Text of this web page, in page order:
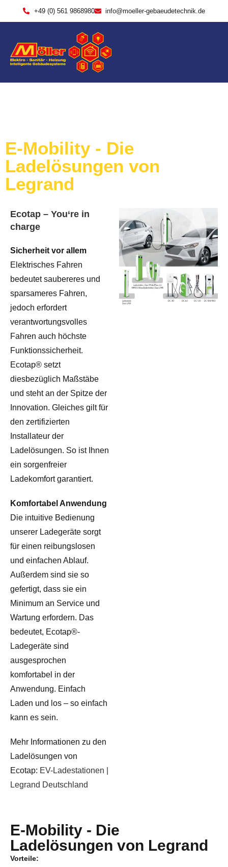
+49 (0) 561 9868980 info@moeller-gebaeudetechnik.de
E-Mobility - Die
Ladelösungen von
Legrand
Ecotap – You‘re in
charge
Sicherheit vor allem
Elektrisches Fahren
bedeutet saubereres und
sparsameres Fahren,
jedoch erfordert
verantwortungsvolles
Fahren auch höchste
Funktionssicherheit.
Ecotap® setzt
diesbezüglich Maßstäbe
und steht an der Spitze der
Innovation. Gleiches gilt für
den zertifizierten
Installateur der
Ladelösungen. So ist Ihnen
ein sorgenfreier
Ladekomfort garantiert.
Komfortabel Anwendung
Die intuitive Bedienung
unserer Ladegeräte sorgt
für einen reibungslosen
und einfachen Ablauf.
Außerdem sind sie so
gefertigt, dass sie ein
Minimum an Service und
Wartung erfordern. Das
bedeutet, Ecotap®-
Ladegeräte sind
ausgesprochen
komfortabel in der
Anwendung. Einfach
Laden und los – so einfach
kann es sein.
Mehr Informationen zu den
Ladelösungen von
Ecotap: EV-Ladestationen |
Legrand Deutschland​
E-Mobility - Die
Ladelösungen von Legrand
Vorteile: